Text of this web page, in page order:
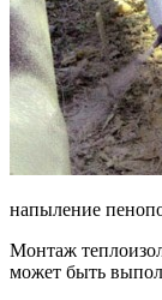
напыление
Монтаж
может быть